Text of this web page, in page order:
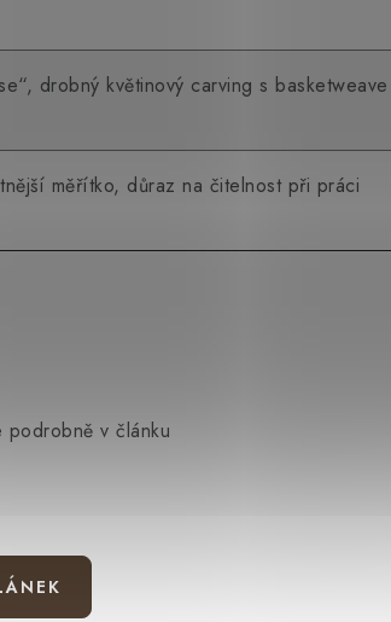
drobný květinový carving s
měřítko, důraz na čitelnost při práci
v článku